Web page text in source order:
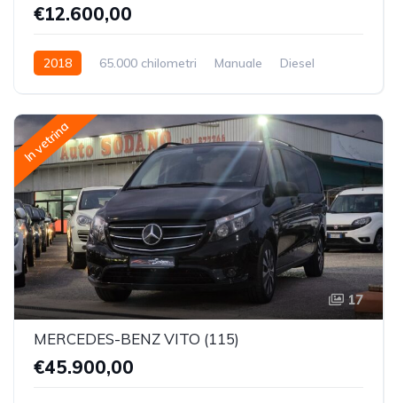
€12.600,00
2018 65.000 chilometri Manuale
Diesel
In vetrina
17
MERCEDES-BENZ VITO (115)
€45.900,00